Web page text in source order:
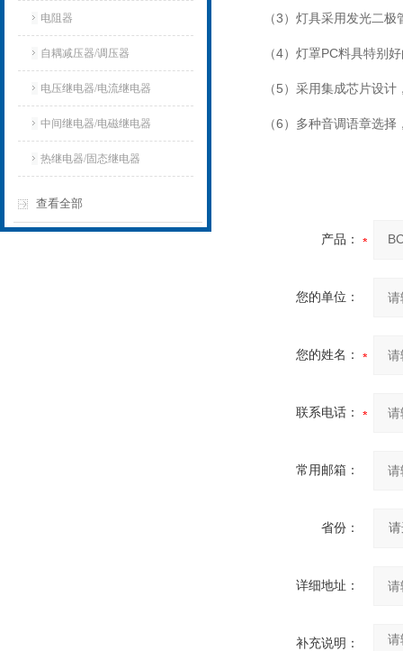
电阻器
自耦减压器/调压器
电压继电器/电流继电器
中间继电器/电磁继电器
热继电器/固态继电器
查看全部
（3）灯具采用发光二
（4）灯罩PC料具特别
（5）采用集成芯片设
（6）多种音调语章选
产品：
您的单位：
您的姓名：
联系电话：
常用邮箱：
省份：
详细地址：
补充说明：